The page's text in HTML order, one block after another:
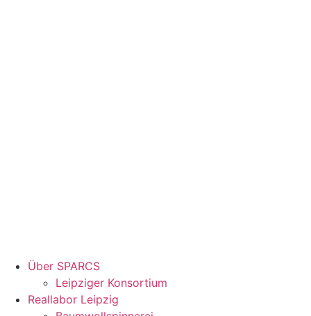
Über SPARCS
Leipziger Konsortium
Reallabor Leipzig